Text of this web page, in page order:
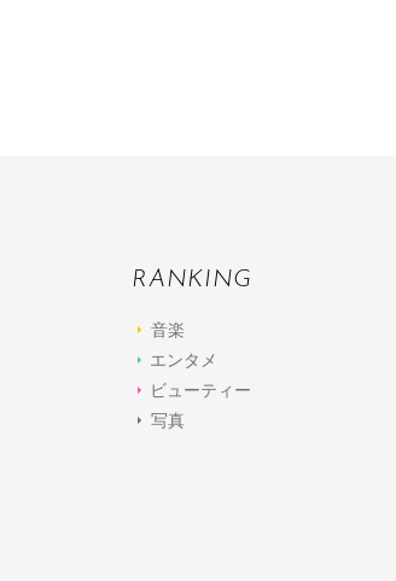
RANKING
音楽
エンタメ
ビューティー
写真